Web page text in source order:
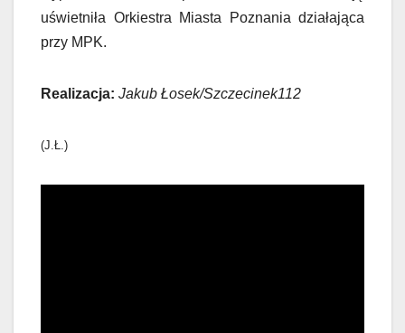
uświetniła Orkiestra Miasta Poznania działająca
przy MPK.
Realizacja: Jakub Łosek/Szczecinek112
(J.Ł.)